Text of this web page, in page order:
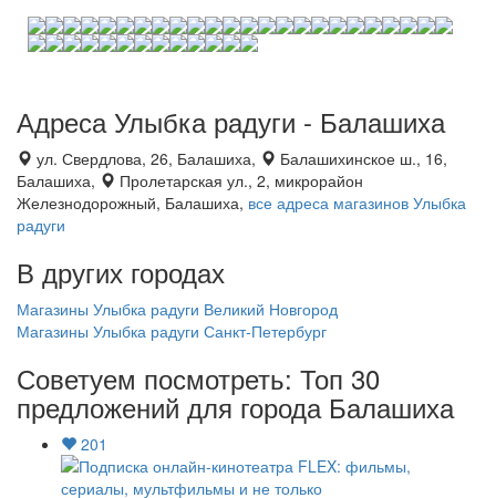
Адреса Улыбка радуги - Балашиха
ул. Свердлова, 26, Балашиха,
Балашихинское ш., 16,
Балашиха,
Пролетарская ул., 2, микрорайон
Железнодорожный, Балашиха, все адреса магазинов Улыбка
радуги
В других городах
Магазины Улыбка радуги Великий Новгород
Магазины Улыбка радуги Санкт-Петербург
Советуем посмотреть: Топ 30
предложений для города Балашиха
201